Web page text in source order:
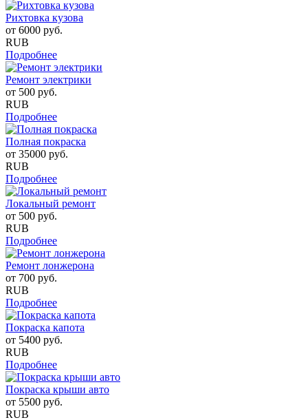
Рихтовка кузова
от 6000 руб.
RUB
Подробнее
Ремонт электрики
от 500 руб.
RUB
Подробнее
Полная покраска
от 35000 руб.
RUB
Подробнее
Локальный ремонт
от 500 руб.
RUB
Подробнее
Ремонт лонжерона
от 700 руб.
RUB
Подробнее
Покраска капота
от 5400 руб.
RUB
Подробнее
Покраска крыши авто
от 5500 руб.
RUB